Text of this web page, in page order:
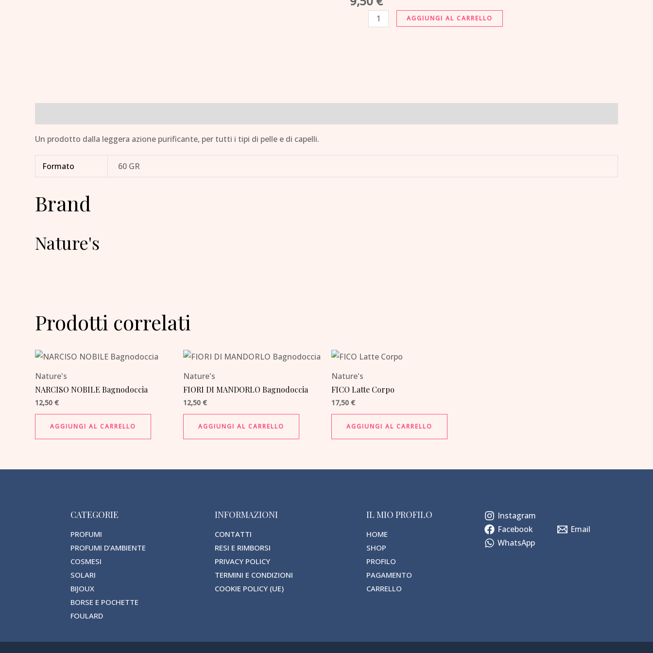
AGGIUNGI AL CARRELLO
Un prodotto dalla leggera azione purificante, per tutti i tipi di pelle e di capelli.
Formato 60 GR
Brand
Nature's
Prodotti correlati
Nature's
NARCISO NOBILE Bagnodoccia
12,50 €
AGGIUNGI AL CARRELLO
Nature's
FIORI DI MANDORLO Bagnodoccia
12,50 €
AGGIUNGI AL CARRELLO
Nature's
FICO Latte Corpo
17,50 €
AGGIUNGI AL CARRELLO
CATEGORIE
PROFUMI
PROFUMI D’AMBIENTE
COSMESI
SOLARI
BIJOUX
BORSE E POCHETTE
FOULARD
INFORMAZIONI
CONTATTI
RESI E RIMBORSI
PRIVACY POLICY
TERMINI E CONDIZIONI
COOKIE POLICY (UE)
IL MIO PROFILO
HOME
SHOP
PROFILO
PAGAMENTO
CARRELLO
Instagram
Facebook
Email
WhatsApp